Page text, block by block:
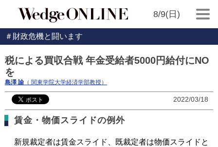
8/9(日)
＃財政危機と闘います
税による買収合戦 年金受給者5000円給付にNO
を
島澤 諭 （ 関東学院大学経済学部教授）
2022/03/18
賃金・物価スライドの例外
新規裁定者は賃金スライド、既裁定者は物価スライドと